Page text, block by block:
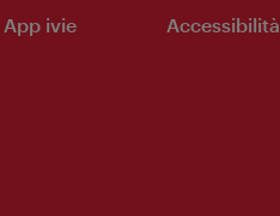
App ivie Accessibilità